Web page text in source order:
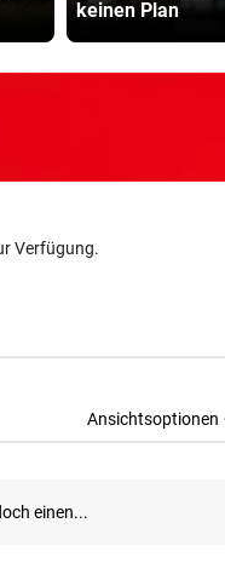
keinen Plan
Verfügung.